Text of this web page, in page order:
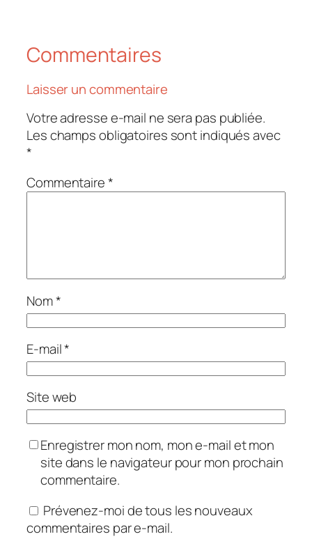
Commentaires
Laisser un commentaire
Votre adresse e-mail ne sera pas publiée.
Les champs obligatoires sont indiqués avec
*
Commentaire*
Nom*
E-mail*
Site web
Enregistrer mon nom, mon e-mail et mon
site dans le navigateur pour mon prochain
commentaire.
Prévenez-moi de tous les nouveaux
commentaires par e-mail.